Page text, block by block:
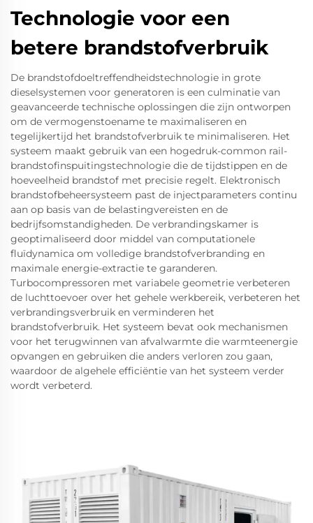
Technologie voor een
betere brandstofverbruik
De brandstofdoeltreffendheidstechnologie in grote
dieselsystemen voor generatoren is een culminatie van
geavanceerde technische oplossingen die zijn ontworpen
om de vermogenstoename te maximaliseren en
tegelijkertijd het brandstofverbruik te minimaliseren. Het
systeem maakt gebruik van een hogedruk-common rail-
brandstofinspuitingstechnologie die de tijdstippen en de
hoeveelheid brandstof met precisie regelt. Elektronisch
brandstofbeheersysteem past de injectparameters continu
aan op basis van de belastingvereisten en de
bedrijfsomstandigheden. De verbrandingskamer is
geoptimaliseerd door middel van computationele
fluïdynamica om volledige brandstofverbranding en
maximale energie-extractie te garanderen.
Turbocompressoren met variabele geometrie verbeteren
de luchttoevoer over het gehele werkbereik, verbeteren het
verbrandingsverbruik en verminderen het
brandstofverbruik. Het systeem bevat ook mechanismen
voor het terugwinnen van afvalwarmte die warmteenergie
opvangen en gebruiken die anders verloren zou gaan,
waardoor de algehele efficiëntie van het systeem verder
wordt verbeterd.